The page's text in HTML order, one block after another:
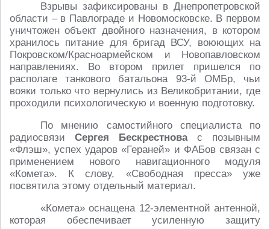
Взрывы зафиксированы в Днепропетровской
области – в Павлограде и Новомосковске. В первом
уничтожен объект двойного назначения, в котором
хранилось питание для бригад ВСУ, воюющих на
Покровском/Красноармейском и Новопавловском
направлениях. Во втором прилет пришелся по
располаге танкового батальона 93-й ОМБр, чьи
вояки только что вернулись из Великобритании, где
проходили психологическую и военную подготовку.
По мнению самостийного специалиста по
радиосвязи Сергея Бескрестновас позывным
«Флэш», успех ударов «Гераней» и ФАБов связан с
применением нового навигационного модуля
«Комета». К слову, «Свободная пресса» уже
посвятила этому отдельный материал.
«Комета» оснащена 12-элементной антенной,
которая обеспечивает усиленную защиту